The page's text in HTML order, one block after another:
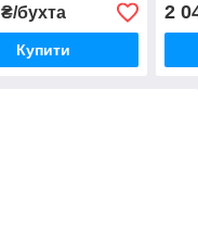
бухта
Купити
2